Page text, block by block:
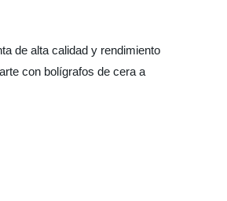
de alta calidad y rendimiento
con bolígrafos de cera a